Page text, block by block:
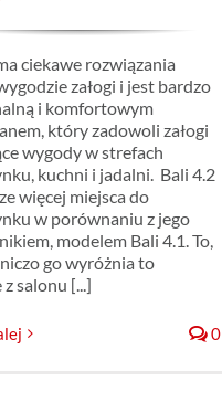
ciekawe rozwiązania
załogi i jest bardzo
i komfortowym
który zadowoli załogi
wygody w strefach
kuchni i jadalni. Bali 4.2
więcej miejsca do
w porównaniu z jego
modelem Bali 4.1. To,
go wyróżnia to
salonu [...]
0